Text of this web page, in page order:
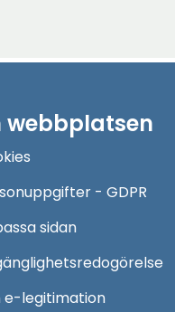
webbplatsen
- GDPR
sidan
e-legitimation